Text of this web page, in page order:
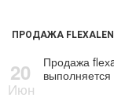
ПРОДАЖА
20
Июн
Продажа